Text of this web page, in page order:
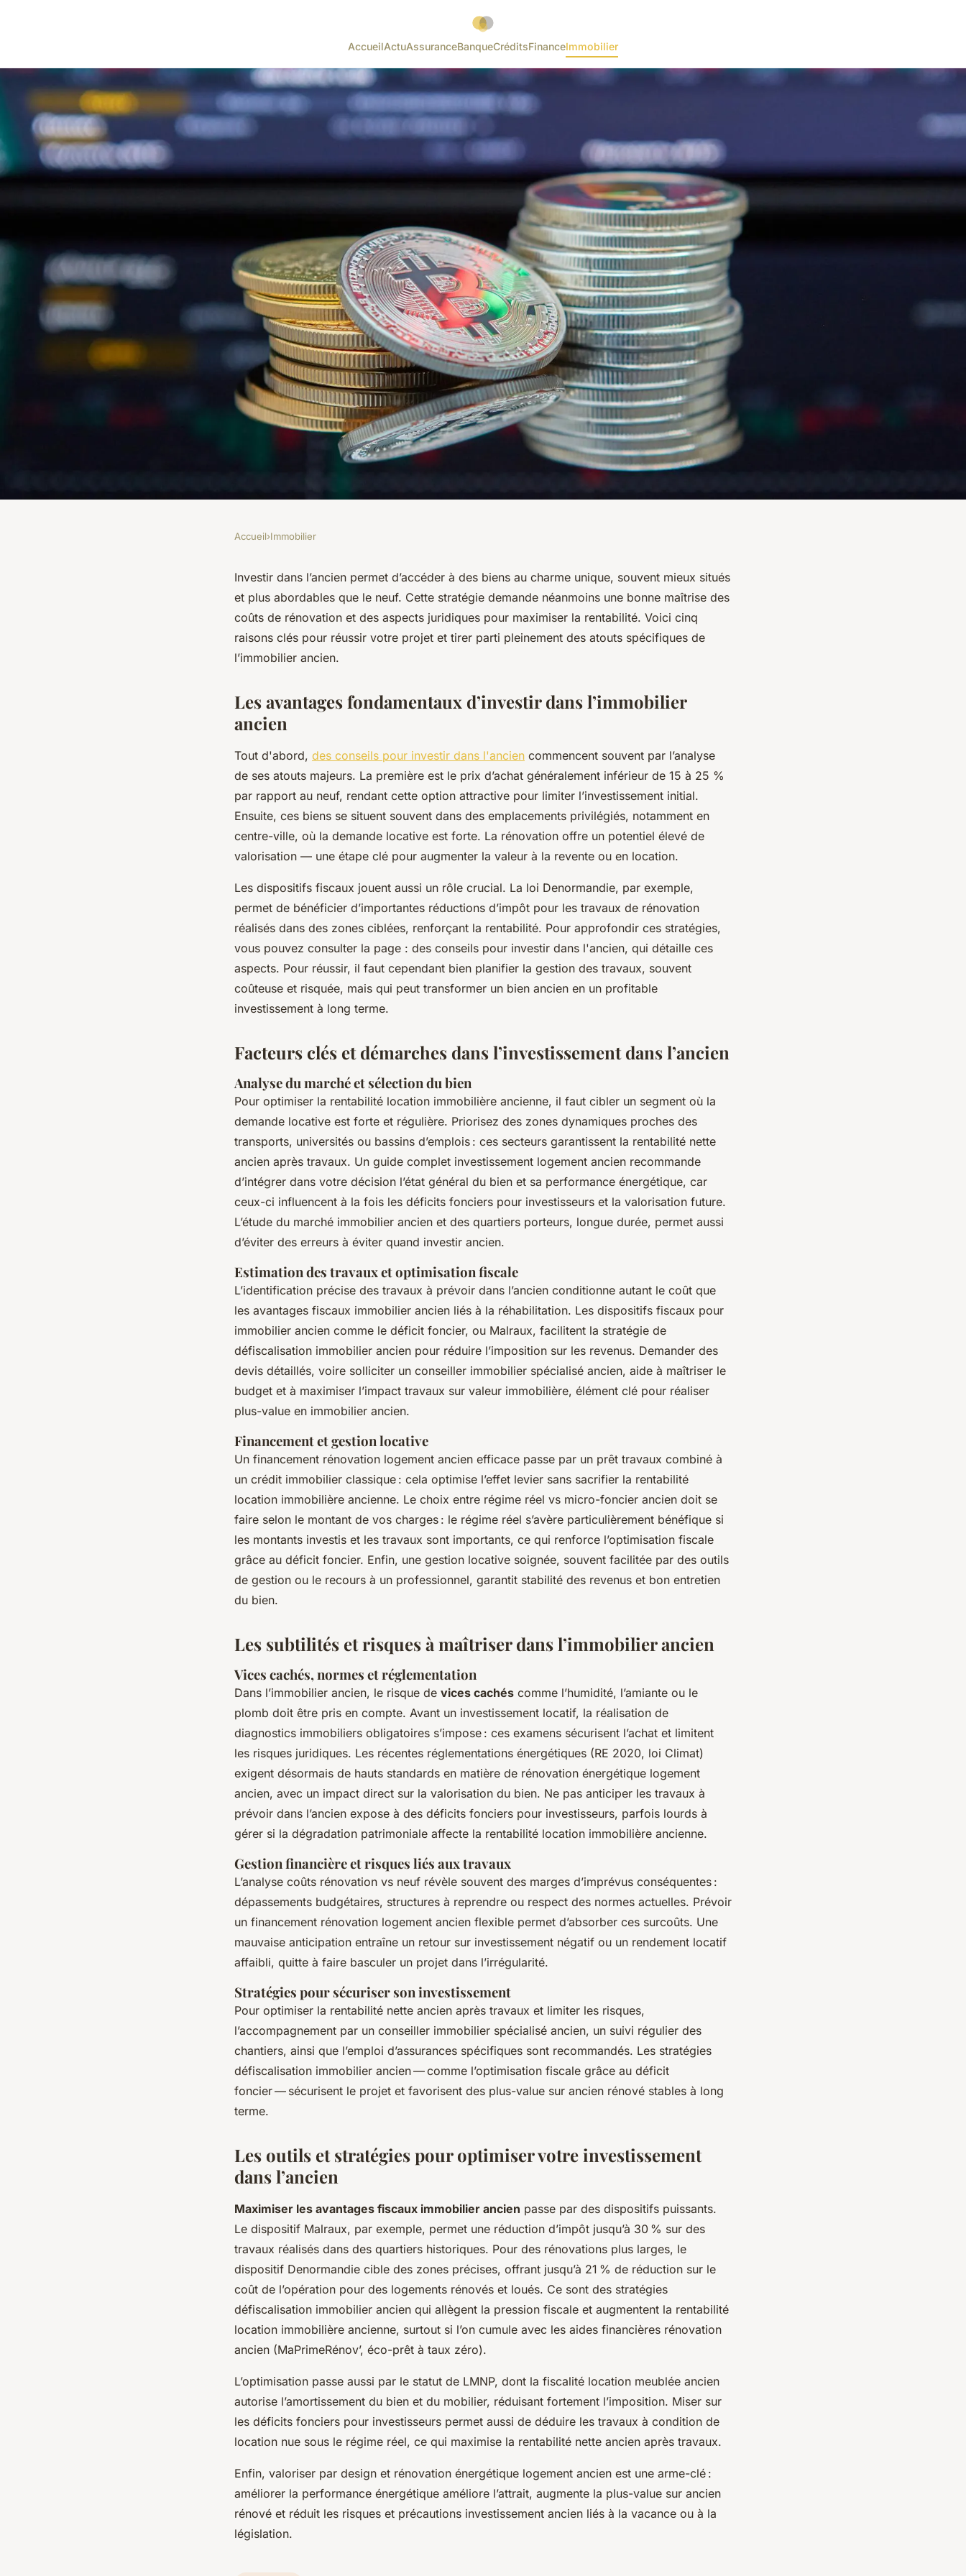
AccueilActuAssuranceBanqueCréditsFinanceImmobilier
Investir dans l'ancien : 5 raisons pour
réussir votre projet
Accueil›Immobilier
Investir dans l’ancien permet d’accéder à des biens au charme unique, souvent mieux situés
et plus abordables que le neuf. Cette stratégie demande néanmoins une bonne maîtrise des
coûts de rénovation et des aspects juridiques pour maximiser la rentabilité. Voici cinq
raisons clés pour réussir votre projet et tirer parti pleinement des atouts spécifiques de
l’immobilier ancien.
Les avantages fondamentaux d’investir dans l’immobilier
ancien
Tout d'abord, des conseils pour investir dans l'ancien commencent souvent par l’analyse
de ses atouts majeurs. La première est le prix d’achat généralement inférieur de 15 à 25 %
par rapport au neuf, rendant cette option attractive pour limiter l’investissement initial.
Ensuite, ces biens se situent souvent dans des emplacements privilégiés, notamment en
centre-ville, où la demande locative est forte. La rénovation offre un potentiel élevé de
valorisation — une étape clé pour augmenter la valeur à la revente ou en location.
Les dispositifs fiscaux jouent aussi un rôle crucial. La loi Denormandie, par exemple,
permet de bénéficier d’importantes réductions d’impôt pour les travaux de rénovation
réalisés dans des zones ciblées, renforçant la rentabilité. Pour approfondir ces stratégies,
vous pouvez consulter la page : des conseils pour investir dans l'ancien, qui détaille ces
aspects. Pour réussir, il faut cependant bien planifier la gestion des travaux, souvent
coûteuse et risquée, mais qui peut transformer un bien ancien en un profitable
investissement à long terme.
Facteurs clés et démarches dans l’investissement dans l’ancien
Analyse du marché et sélection du bien
Pour optimiser la rentabilité location immobilière ancienne, il faut cibler un segment où la
demande locative est forte et régulière. Priorisez des zones dynamiques proches des
transports, universités ou bassins d’emplois : ces secteurs garantissent la rentabilité nette
ancien après travaux. Un guide complet investissement logement ancien recommande
d’intégrer dans votre décision l’état général du bien et sa performance énergétique, car
ceux-ci influencent à la fois les déficits fonciers pour investisseurs et la valorisation future.
L’étude du marché immobilier ancien et des quartiers porteurs, longue durée, permet aussi
d’éviter des erreurs à éviter quand investir ancien.
Estimation des travaux et optimisation fiscale
L’identification précise des travaux à prévoir dans l’ancien conditionne autant le coût que
les avantages fiscaux immobilier ancien liés à la réhabilitation. Les dispositifs fiscaux pour
immobilier ancien comme le déficit foncier, ou Malraux, facilitent la stratégie de
défiscalisation immobilier ancien pour réduire l’imposition sur les revenus. Demander des
devis détaillés, voire solliciter un conseiller immobilier spécialisé ancien, aide à maîtriser le
budget et à maximiser l’impact travaux sur valeur immobilière, élément clé pour réaliser
plus-value en immobilier ancien.
Financement et gestion locative
Un financement rénovation logement ancien efficace passe par un prêt travaux combiné à
un crédit immobilier classique : cela optimise l’effet levier sans sacrifier la rentabilité
location immobilière ancienne. Le choix entre régime réel vs micro-foncier ancien doit se
faire selon le montant de vos charges : le régime réel s’avère particulièrement bénéfique si
les montants investis et les travaux sont importants, ce qui renforce l’optimisation fiscale
grâce au déficit foncier. Enfin, une gestion locative soignée, souvent facilitée par des outils
de gestion ou le recours à un professionnel, garantit stabilité des revenus et bon entretien
du bien.
Les subtilités et risques à maîtriser dans l’immobilier ancien
Vices cachés, normes et réglementation
Dans l’immobilier ancien, le risque de vices cachés comme l’humidité, l’amiante ou le
plomb doit être pris en compte. Avant un investissement locatif, la réalisation de
diagnostics immobiliers obligatoires s’impose : ces examens sécurisent l’achat et limitent
les risques juridiques. Les récentes réglementations énergétiques (RE 2020, loi Climat)
exigent désormais de hauts standards en matière de rénovation énergétique logement
ancien, avec un impact direct sur la valorisation du bien. Ne pas anticiper les travaux à
prévoir dans l’ancien expose à des déficits fonciers pour investisseurs, parfois lourds à
gérer si la dégradation patrimoniale affecte la rentabilité location immobilière ancienne.
Gestion financière et risques liés aux travaux
L’analyse coûts rénovation vs neuf révèle souvent des marges d’imprévus conséquentes :
dépassements budgétaires, structures à reprendre ou respect des normes actuelles. Prévoir
un financement rénovation logement ancien flexible permet d’absorber ces surcoûts. Une
mauvaise anticipation entraîne un retour sur investissement négatif ou un rendement locatif
affaibli, quitte à faire basculer un projet dans l’irrégularité.
Stratégies pour sécuriser son investissement
Pour optimiser la rentabilité nette ancien après travaux et limiter les risques,
l’accompagnement par un conseiller immobilier spécialisé ancien, un suivi régulier des
chantiers, ainsi que l’emploi d’assurances spécifiques sont recommandés. Les stratégies
défiscalisation immobilier ancien — comme l’optimisation fiscale grâce au déficit
foncier — sécurisent le projet et favorisent des plus-value sur ancien rénové stables à long
terme.
Les outils et stratégies pour optimiser votre investissement
dans l’ancien
Maximiser les avantages fiscaux immobilier ancien passe par des dispositifs puissants.
Le dispositif Malraux, par exemple, permet une réduction d’impôt jusqu’à 30 % sur des
travaux réalisés dans des quartiers historiques. Pour des rénovations plus larges, le
dispositif Denormandie cible des zones précises, offrant jusqu’à 21 % de réduction sur le
coût de l’opération pour des logements rénovés et loués. Ce sont des stratégies
défiscalisation immobilier ancien qui allègent la pression fiscale et augmentent la rentabilité
location immobilière ancienne, surtout si l’on cumule avec les aides financières rénovation
ancien (MaPrimeRénov’, éco-prêt à taux zéro).
L’optimisation passe aussi par le statut de LMNP, dont la fiscalité location meublée ancien
autorise l’amortissement du bien et du mobilier, réduisant fortement l’imposition. Miser sur
les déficits fonciers pour investisseurs permet aussi de déduire les travaux à condition de
location nue sous le régime réel, ce qui maximise la rentabilité nette ancien après travaux.
Enfin, valoriser par design et rénovation énergétique logement ancien est une arme-clé :
améliorer la performance énergétique améliore l’attrait, augmente la plus-value sur ancien
rénové et réduit les risques et précautions investissement ancien liés à la vacance ou à la
législation.